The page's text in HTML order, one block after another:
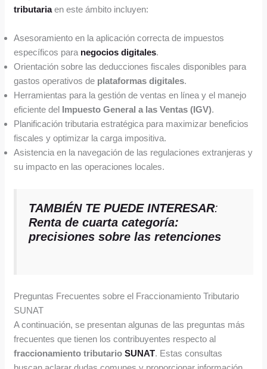
tributariaen este ámbito incluyen:
Asesoramiento en la aplicación correcta de impuestos
específicos para negocios digitales.
Orientación sobre las deducciones fiscales disponibles para
gastos operativos de plataformas digitales.
Herramientas para la gestión de ventas en línea y el manejo
eficiente del Impuesto General a las Ventas (IGV).
Planificación tributaria estratégica para maximizar beneficios
fiscales y optimizar la carga impositiva.
Asistencia en la navegación de las regulaciones extranjeras y
su impacto en las operaciones locales.
TAMBIÉN TE PUEDE INTERESAR:
Renta de cuarta categoría:
precisiones sobre las retenciones
Preguntas Frecuentes sobre el Fraccionamiento Tributario
SUNAT
A continuación, se presentan algunas de las preguntas más
frecuentes que tienen los contribuyentes respecto al
fraccionamiento tributario SUNAT. Estas consultas